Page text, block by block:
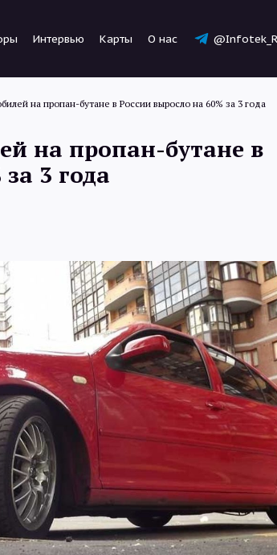
Интервью Карты О нас
Статьи
Обзоры
Интервью
Карты
О нас
на пропан-бутане в России выросло на 60% за 3 года
на пропан-бутане в
3 года